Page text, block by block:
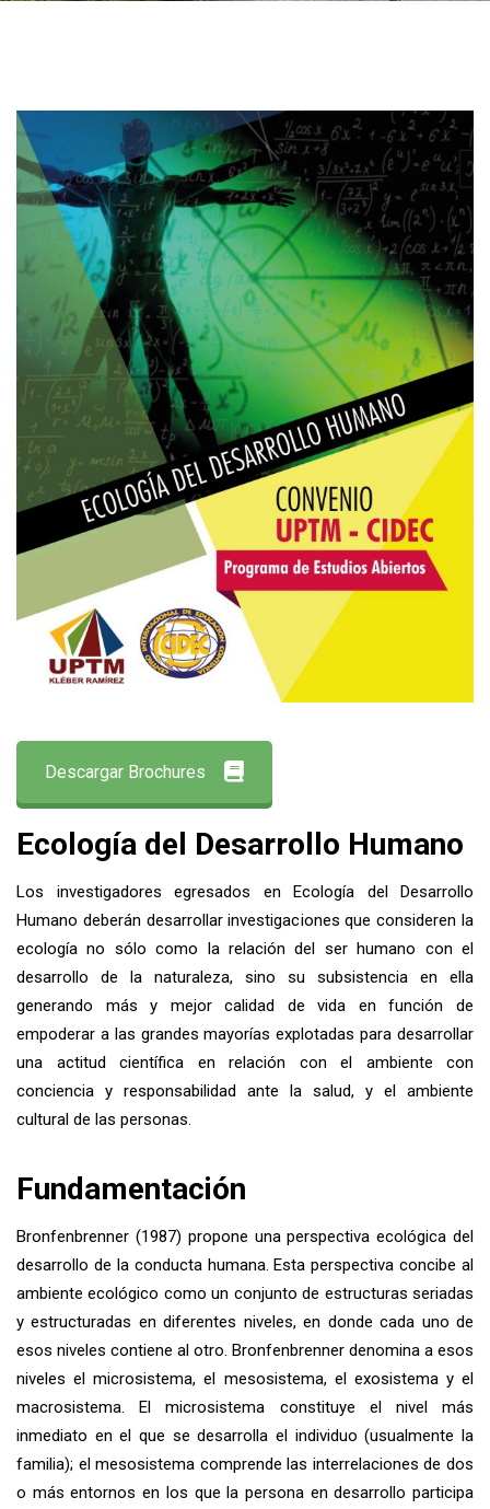
Descargar Brochures
Ecología del Desarrollo Humano
Los investigadores egresados en Ecología del Desarrollo
Humano deberán desarrollar investigaciones que consideren la
ecología no sólo como la relación del ser humano con el
desarrollo de la naturaleza, sino su subsistencia en ella
generando más y mejor calidad de vida en función de
empoderar a las grandes mayorías explotadas para desarrollar
una actitud científica en relación con el ambiente con
conciencia y responsabilidad ante la salud, y el ambiente
cultural de las personas.
Fundamentación
Bronfenbrenner (1987) propone una perspectiva ecológica del
desarrollo de la conducta humana. Esta perspectiva concibe al
ambiente ecológico como un conjunto de estructuras seriadas
y estructuradas en diferentes niveles, en donde cada uno de
esos niveles contiene al otro. Bronfenbrenner denomina a esos
niveles el microsistema, el mesosistema, el exosistema y el
macrosistema. El microsistema constituye el nivel más
inmediato en el que se desarrolla el individuo (usualmente la
familia); el mesosistema comprende las interrelaciones de dos
o más entornos en los que la persona en desarrollo participa